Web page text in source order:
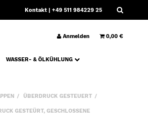
Kontakt | +49 511 984229 25
Anmelden 0,00 €
WASSER- & ÖLKÜHLUNG
ÜBERDRUCK GESTEUERT
GESTEÜRT, GESCHLOSSENE